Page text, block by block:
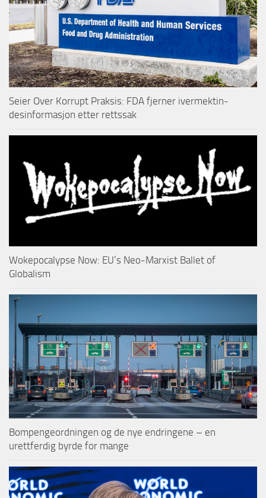
Seier Over Korrupt Praksis: FDA fjerner ivermektin-
desinformasjon etter rettssak
Wokepocalypse Now: EU’s Neo-Marxist Ballet of
Globalism
Bompengeordningen og de nye endringene – en
urettferdig byrde for mange